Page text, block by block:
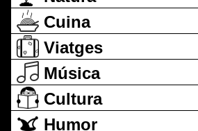
Cuina
Viatges
Música
Cultura
Humor